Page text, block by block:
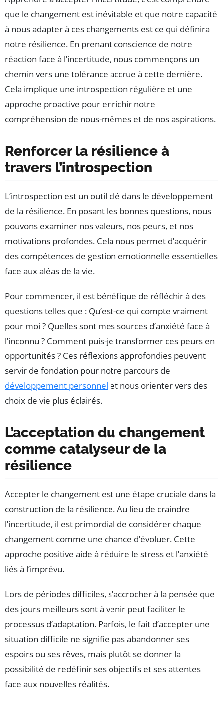
que le changement est inévitable et que notre capacité
à nous adapter à ces changements est ce qui définira
notre résilience. En prenant conscience de notre
réaction face à l’incertitude, nous commençons un
chemin vers une tolérance accrue à cette dernière.
Cela implique une introspection régulière et une
approche proactive pour enrichir notre
compréhension de nous-mêmes et de nos aspirations.
Renforcer la résilience à
travers l’introspection
L’introspection est un outil clé dans le développement
de la résilience. En posant les bonnes questions, nous
pouvons examiner nos valeurs, nos peurs, et nos
motivations profondes. Cela nous permet d’acquérir
des compétences de gestion emotionnelle essentielles
face aux aléas de la vie.
Pour commencer, il est bénéfique de réfléchir à des
questions telles que : Qu’est-ce qui compte vraiment
pour moi ? Quelles sont mes sources d’anxiété face à
l’inconnu ? Comment puis-je transformer ces peurs en
opportunités ? Ces réflexions approfondies peuvent
servir de fondation pour notre parcours de
développement personnel et nous orienter vers des
choix de vie plus éclairés.
L’acceptation du changement
comme catalyseur de la
résilience
Accepter le changement est une étape cruciale dans la
construction de la résilience. Au lieu de craindre
l’incertitude, il est primordial de considérer chaque
changement comme une chance d’évoluer. Cette
approche positive aide à réduire le stress et l’anxiété
liés à l’imprévu.
Lors de périodes difficiles, s’accrocher à la pensée que
des jours meilleurs sont à venir peut faciliter le
processus d’adaptation. Parfois, le fait d’accepter une
situation difficile ne signifie pas abandonner ses
espoirs ou ses rêves, mais plutôt se donner la
possibilité de redéfinir ses objectifs et ses attentes
face aux nouvelles réalités.